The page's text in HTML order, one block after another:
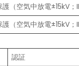
（空気中放電±15kV
（空気中放電±15kV
認証